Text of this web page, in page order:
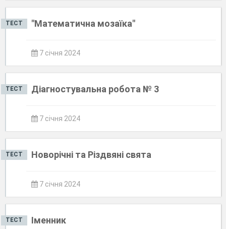
ТЕСТ "Математична мозаїка"
7 січня 2024
ТЕСТ Діагностувальна робота № 3
7 січня 2024
ТЕСТ Новорічні та Різдвяні свята
7 січня 2024
ТЕСТ Іменник